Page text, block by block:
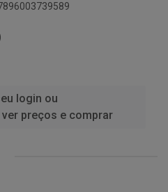
login ou
preços e comprar